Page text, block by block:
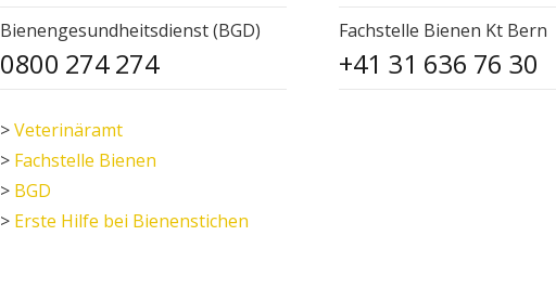
Bienengesundheitsdienst (BGD)
0800 274 274
>Veterinäramt
> Fachstelle Bienen
> BGD
> Erste Hilfe bei Bienenstichen
Fachstelle Bienen Kt Bern
+41 31 636 76 30